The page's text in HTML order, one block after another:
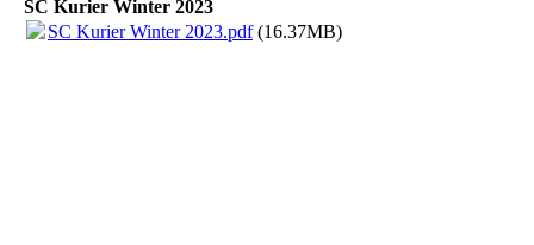
SC Kurier Winter 2023
SC Kurier Winter 2023.pdf(16.37MB)